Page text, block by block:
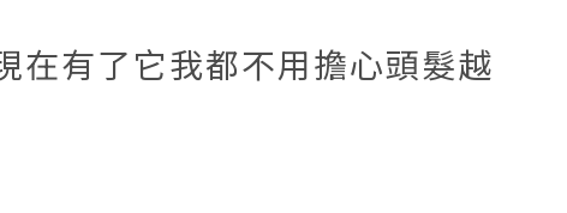
在有了它我都不用擔心頭髮越